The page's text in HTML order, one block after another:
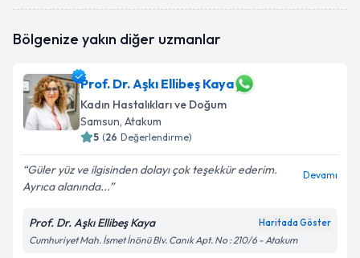
talebi oluşturun. Size bu uzmandan randevu almanız
bilgilendireceğiz.
E-posta Adresiniz
Kişisel verilerimin işlenmesine ilişkin
kapsamda işlenmesini kabul ediyorum.
Bölgenize yakın diğer uzmanlar
Prof. Dr. Aşkı Ellibeş Kaya
Kadın Hastalıkları ve Doğum
Samsun, Atakum
5 (26 Değerlendirme)
Güler yüz ve ilgisinden dolayı çok teşekkür ederim.
Ayrıca alanında...
Devamı
Prof. Dr. Aşkı Ellibeş Kaya Haritada Göster
Cumhuriyet Mah. İsmet İnönü Blv. Canık Apt. No : 210/6 - Atakum